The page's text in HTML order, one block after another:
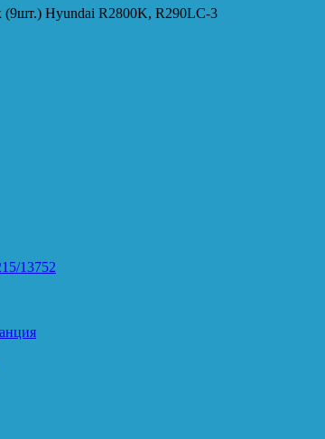
Hyundai R2800K, R290LC-3
13752